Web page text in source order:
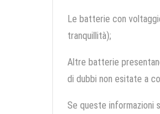
Le batterie con
tranquillità);
Altre batterie
di dubbi non esitate a
Se queste informazioni